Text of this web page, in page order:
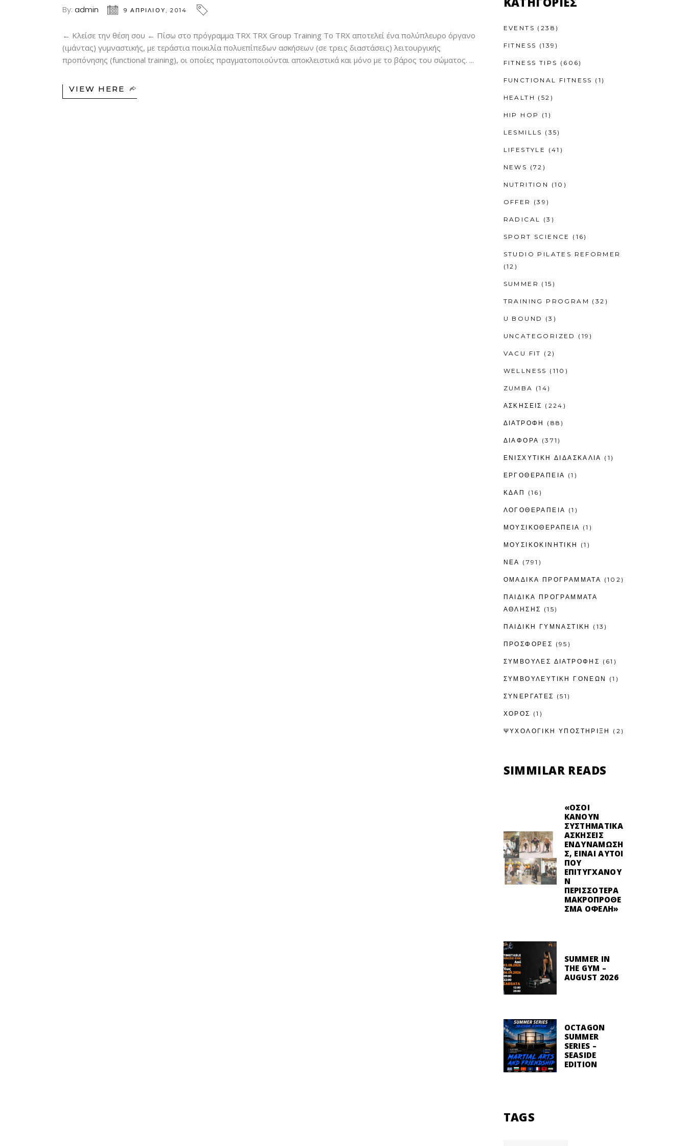
By: admin 9 ΑΠΡΙΛΊΟΥ, 2014
← Κλείσε την θέση σου ← Πίσω στο πρόγραμμα TRX TRX Group Training Το TRX αποτελεί ένα πολύπλευρο όργανο
(ιμάντας) γυμναστικής, με τεράστια ποικιλία πολυεπίπεδων ασκήσεων (σε τρεις διαστάσεις) λειτουργικής
προπόνησης (functional training), οι οποίες πραγματοποιούνται αποκλειστικά και μόνο με το βάρος του σώματος.
VIEW HERE
EVENTS (238)
FITNESS (139)
FITNESS TIPS (606)
FUNCTIONAL FITNESS (1)
HEALTH (52)
HIP HOP (1)
LESMILLS (35)
LIFESTYLE (41)
NEWS (72)
NUTRITION (10)
OFFER (39)
RADICAL (3)
SPORT SCIENCE (16)
STUDIO PILATES REFORMER
(12)
SUMMER (15)
TRAINING PROGRAM (32)
U BOUND (3)
UNCATEGORIZED (19)
VACU FIT (2)
WELLNESS (110)
ZUMBA (14)
ΑΣΚΗΣΕΙΣ (224)
ΔΙΑΤΡΟΦΗ (88)
ΔΙΑΦΟΡΑ (371)
ΕΝΙΣΧΥΤΙΚΉ ΔΙΔΑΣΚΑΛΊΑ (1)
ΕΡΓΟΘΕΡΑΠΕΊΑ (1)
ΚΔΑΠ (16)
ΛΟΓΟΘΕΡΑΠΕΊΑ (1)
ΜΟΥΣΙΚΟΘΕΡΑΠΕΊΑ (1)
ΜΟΥΣΙΚΟΚΙΝΗΤΙΚΉ (1)
ΝΕΑ (791)
ΟΜΑΔΙΚΑ ΠΡΟΓΡΑΜΜΑΤΑ (102)
ΠΑΙΔΙΚΆ ΠΡΟΓΡΆΜΜΑΤΑ
ΆΘΛΗΣΗΣ (15)
ΠΑΙΔΙΚΉ ΓΥΜΝΑΣΤΙΚΉ (13)
ΠΡΟΣΦΟΡΕΣ (95)
ΣΥΜΒΟΥΛΕΣ ΔΙΑΤΡΟΦΗΣ (61)
ΣΥΜΒΟΥΛΕΥΤΙΚΉ ΓΟΝΈΩΝ (1)
ΣΥΝΕΡΓΑΤΕΣ (51)
ΧΟΡΟΣ (1)
ΨΥΧΟΛΟΓΙΚΉ ΥΠΟΣΤΉΡΙΞΗ (2)
SIMMILAR READS
«ΌΣΟΙ
ΚΆΝΟΥΝ
ΣΥΣΤΗΜΑΤΙΚΆ
ΑΣΚΉΣΕΙΣ
ΕΝΔΥΝΆΜΩΣΗ
Σ, ΕΊΝΑΙ ΑΥΤΟΊ
ΠΟΥ
ΕΠΙΤΥΓΧΆΝΟΥ
Ν
ΠΕΡΙΣΣΌΤΕΡΑ
ΜΑΚΡΟΠΡΌΘΕ
ΣΜΑ ΟΦΈΛΗ»
SUMMER IN
THE GYM –
AUGUST 2026
OCTAGON
SUMMER
SERIES –
SEASIDE
EDITION
TAGS